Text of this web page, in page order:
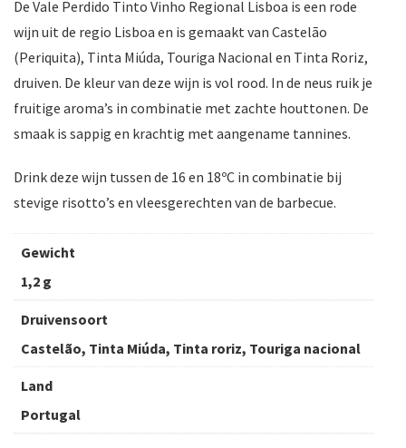
De Vale Perdido Tinto Vinho Regional Lisboa is een rode
wijn uit de regio Lisboa en is gemaakt van Castelão
(Periquita), Tinta Miúda, Touriga Nacional en Tinta Roriz,
druiven. De kleur van deze wijn is vol rood. In de neus ruik je
fruitige aroma’s in combinatie met zachte houttonen. De
smaak is sappig en krachtig met aangename tannines.
Drink deze wijn tussen de 16 en 18ºC in combinatie bij
stevige risotto’s en vleesgerechten van de barbecue.
Gewicht
1,2 g
Druivensoort
Castelão, Tinta Miúda, Tinta roriz, Touriga nacional
Land
Portugal